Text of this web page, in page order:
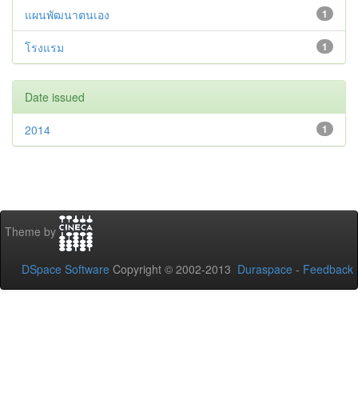
1
แผนพัฒนาตนเอง
1
โรงแรม
Date issued
1
2014
Theme by
DSpace Software Copyright © 2002-2013 Duraspace - Feedback